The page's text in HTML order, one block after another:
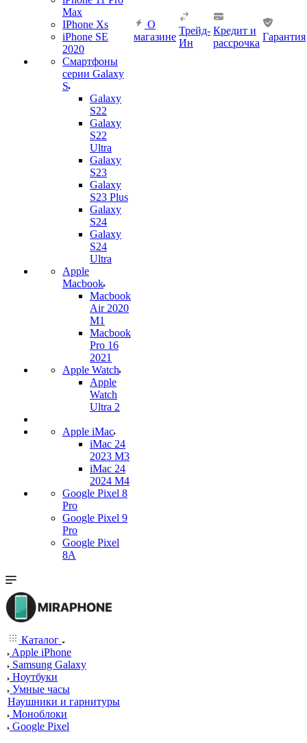
Max
IPhone Xs
iPhone SE
2020
Смартфоны
серии Galaxy
S
Galaxy
S22
Galaxy
S22
Ultra
Galaxy
S23
Galaxy
S23 Plus
Galaxy
S24
Galaxy
S24
Ultra
Apple
Macbook
Macbook
Air 2020
M1
Macbook
Pro 16
2021
Apple Watch
Apple
Watch
Ultra 2
Apple iMac
iMac 24
2023 M3
iMac 24
2024 M4
Google Pixel 8
Pro
Google Pixel 9
Pro
Google Pixel
8A
О
магазине
Трейд-
Ин
Кредит и
рассрочка
Гарантия
Каталог
Apple iPhone
Samsung Galaxy
Ноутбуки
Умные часы
Наушники и гарнитуры
Моноблоки
Google Pixel